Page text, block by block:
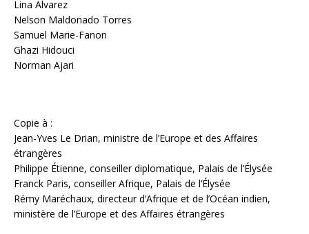
Lina Alvarez
Nelson Maldonado Torres
Samuel Marie-Fanon
Ghazi Hidouci
Norman Ajari
Copie à :
Jean-Yves Le Drian, ministre de l’Europe et des Affaires
étrangères
Philippe Étienne, conseiller diplomatique, Palais de l’Élysée
Franck Paris, conseiller Afrique, Palais de l’Élysée
Rémy Maréchaux, directeur d’Afrique et de l’Océan indien,
ministère de l’Europe et des Affaires étrangères